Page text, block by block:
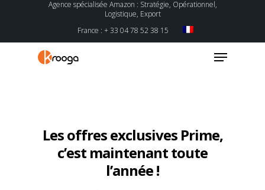
Agence spécialisée Amazon : Stratégie, Opérationnel,
Logistique, Export
France : + 33 04 78 52 38 15
Les offres exclusives Prime,
c’est maintenant toute
l’année !